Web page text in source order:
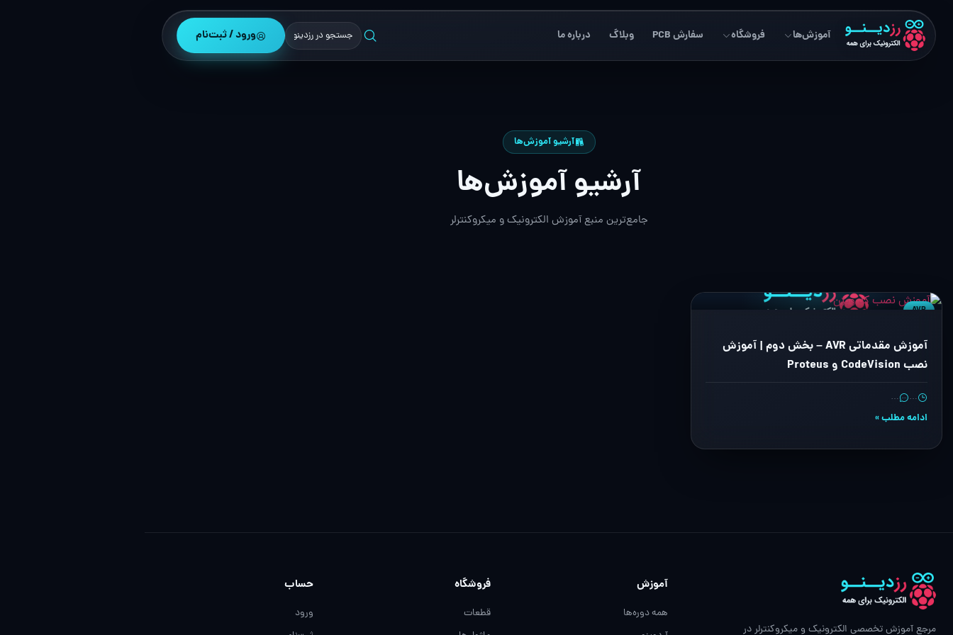
آموزش‌ها فروشگاه سفارش PCB وبلاگ درباره ما ورود / ثبت‌نام
آرشیو آموزش‌ها
آرشیو آموزش‌ها
جامع‌ترین منبع آموزش الکترونیک و میکروکنترلر
AVR
آموزش مقدماتی AVR – بخش دوم | آموزش
نصب CodeVision و Proteus
…
…
ادامه مطلب »
مرجع آموزش تخصصی الکترونیک و میکروکنترلر در
آموزش
همه دوره‌ها
فروشگاه
قطعات
حساب
ورود